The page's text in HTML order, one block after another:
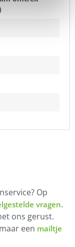
Op
vragen.
ons gerust.
een mailtje